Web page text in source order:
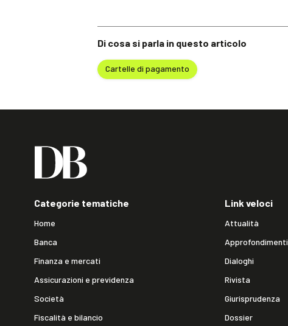
Di cosa si parla in questo articolo
Cartelle di pagamento
Categorie tematiche
Home
Banca
Finanza e mercati
Assicurazioni e previdenza
Società
Fiscalità e bilancio
Link veloci
Attualità
Approfondimenti
Dialoghi
Rivista
Giurisprudenza
Dossier